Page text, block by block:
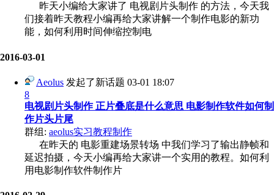
昨天小编给大家讲了 电视剧片头制作 的方法，今天我
们接着昨天教程小编再给大家讲解一个制作电影的新功
能，如何利用时间伸缩控制电
2016-03-01
Aeolus 发起了新话题 03-01 18:07
8
电视剧片头制作 正片叠底是什么意思 电影制作软件如何制
作片头片尾
群组: aeolus实习教程制作
在昨天的 电影重建场景转场 中我们学习了输出静帧和
延迟拍摄，今天小编再给大家讲一个实用的教程。如何利
用电影制作软件制作片